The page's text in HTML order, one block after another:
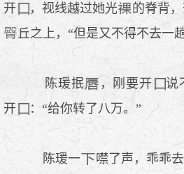
开
，视线越过她光
的脊背
丘之上，“但是又不得不去一
陈瑗抿 ，刚要开
说
开
：“给你转了八万。”
陈瑗一
噤了声，乖乖